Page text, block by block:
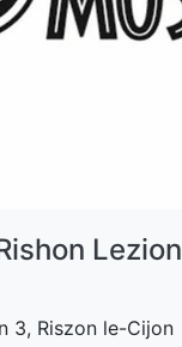
Lezion
3, Riszon le-Cijon